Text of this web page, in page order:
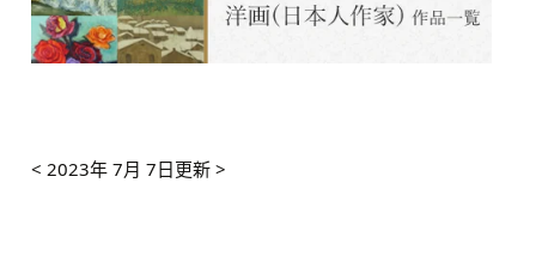
< 2023年 7月 7日更新 >